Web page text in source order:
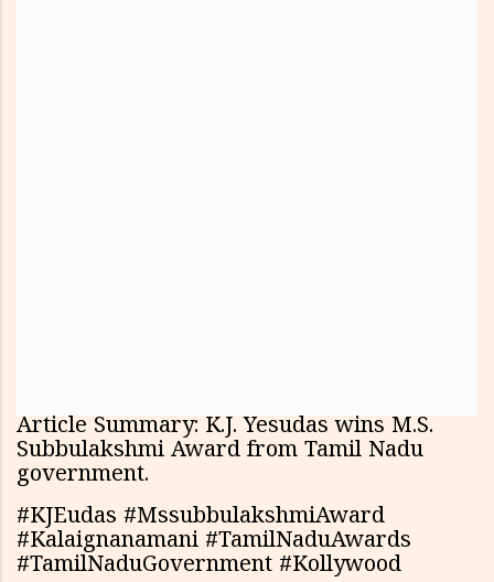
Article Summary: K.J. Yesudas wins M.S.
Subbulakshmi Award from Tamil Nadu
government.
#KJEudas #MssubbulakshmiAward
#Kalaignanamani #TamilNaduAwards
#TamilNaduGovernment #Kollywood